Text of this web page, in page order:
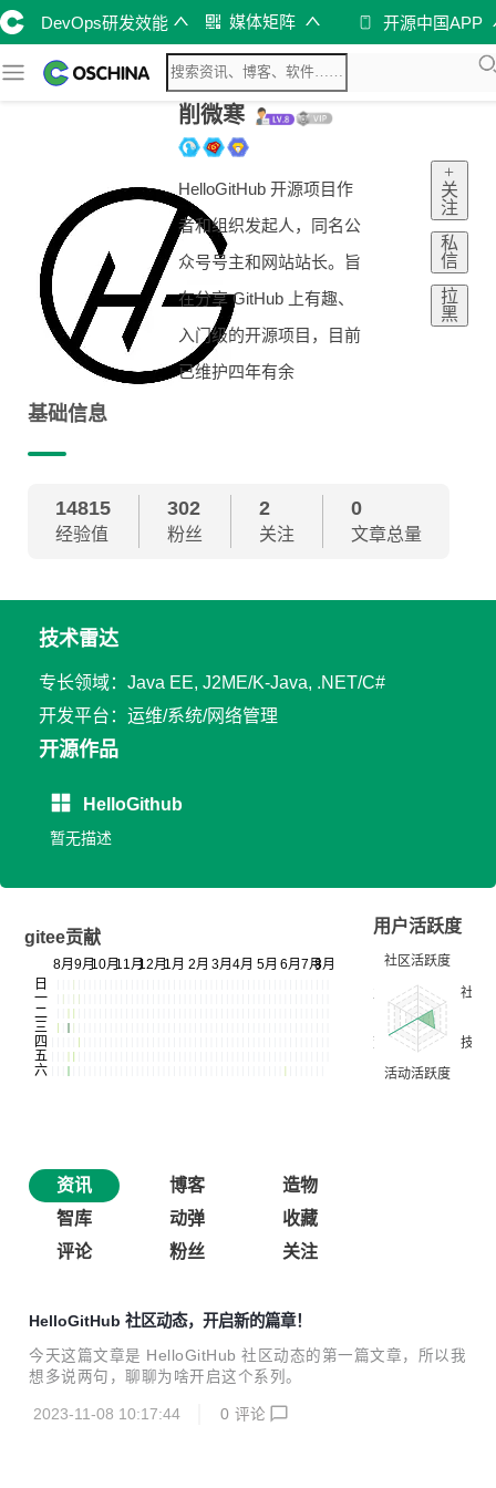
DevOps研发效能 媒体矩阵 开源中国APP
削微寒
HelloGitHub 开源项目作
者和组织发起人，同名公
众号号主和网站站长。旨
在分享 GitHub 上有趣、
入门级的开源项目，目前
已维护四年有余
+
关
注
私
信
拉
黑
基础信息
14815
经验值
302
粉丝
2
关注
0
文章总量
技术雷达
专长领域：Java EE, J2ME/K-Java, .NET/C#
开发平台：运维/系统/网络管理
开源作品
HelloGithub
暂无描述
gitee贡献
用户活跃度
资讯 博客
造物
智库
动弹
收藏
评论
粉丝 关注
HelloGitHub 社区动态，开启新的篇章！
今天这篇文章是 HelloGitHub 社区动态的第一篇文章，所以我
想多说两句，聊聊为啥开启这个系列。
2023-11-08 10:17:44 0 评论